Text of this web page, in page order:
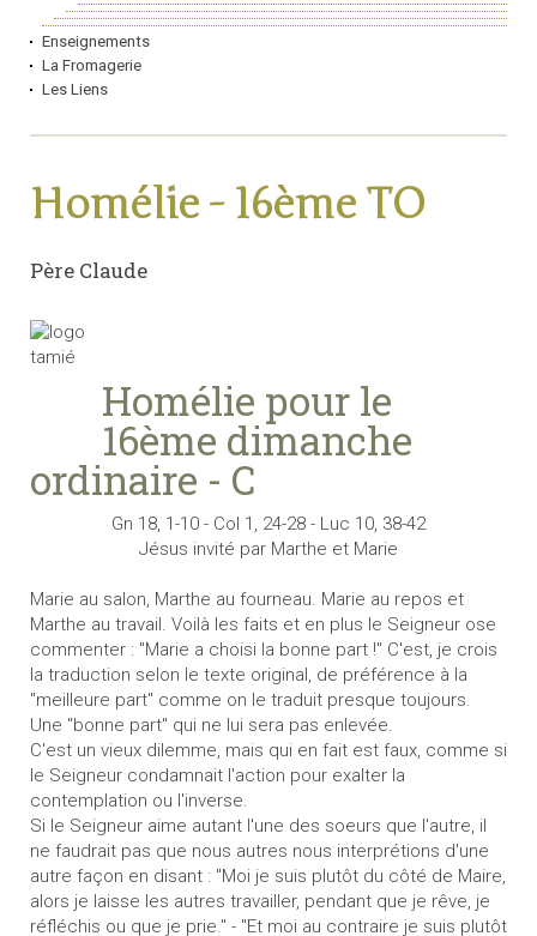
Enseignements
La Fromagerie
Les Liens
Homélie - 16ème TO
Père Claude
Homélie pour le
16ème dimanche
ordinaire - C
Gn 18, 1-10 - Col 1, 24-28 - Luc 10, 38-42
Jésus invité par Marthe et Marie
Marie au salon, Marthe au fourneau. Marie au repos et
Marthe au travail. Voilà les faits et en plus le Seigneur ose
commenter : "Marie a choisi la bonne part !" C'est, je crois
la traduction selon le texte original, de préférence à la
"meilleure part" comme on le traduit presque toujours.
Une "bonne part" qui ne lui sera pas enlevée.
C'est un vieux dilemme, mais qui en fait est faux, comme si
le Seigneur condamnait l'action pour exalter la
contemplation ou l'inverse.
Si le Seigneur aime autant l'une des soeurs que l'autre, il
ne faudrait pas que nous autres nous interprétions d'une
autre façon en disant : "Moi je suis plutôt du côté de Maire,
alors je laisse les autres travailler, pendant que je rêve, je
réfléchis ou que je prie." - "Et moi au contraire je suis plutôt